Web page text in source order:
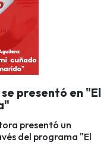
presentó en "El
presentó un
del programa "El